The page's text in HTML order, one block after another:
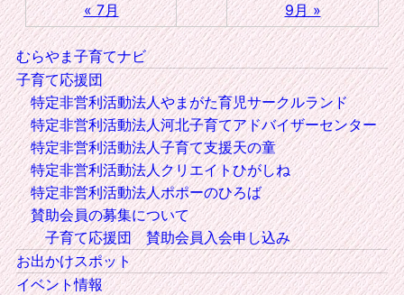
« 7月
9月 »
むらやま子育てナビ
子育て応援団
特定非営利活動法人やまがた育児サークルランド
特定非営利活動法人河北子育てアドバイザーセンター
特定非営利活動法人子育て支援天の童
特定非営利活動法人クリエイトひがしね
特定非営利活動法人ポポーのひろば
賛助会員の募集について
子育て応援団 賛助会員入会申し込み
お出かけスポット
イベント情報